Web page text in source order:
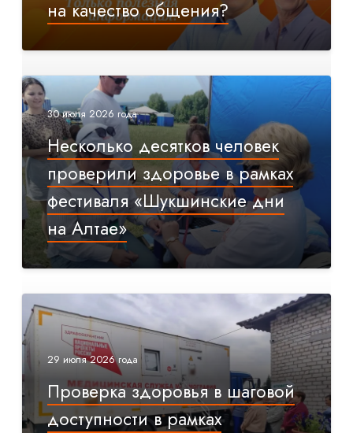
на качество общения?
30 июля 2026 года
Несколько десятков человек
проверили здоровье в рамках
фестиваля «Шукшинские дни
на Алтае»
29 июля 2026 года
Проверка здоровья в шаговой
доступности в рамках